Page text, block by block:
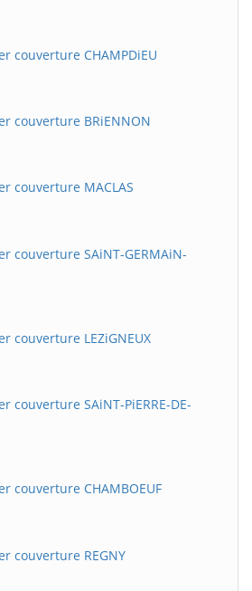
couverture CHAMPDiEU
couverture BRiENNON
couverture MACLAS
couverture SAiNT-GERMAiN-
couverture LEZiGNEUX
couverture SAiNT-PiERRE-DE-
couverture CHAMBOEUF
couverture REGNY